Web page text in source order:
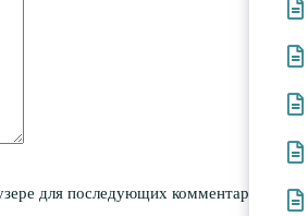
для последующих комментариев.